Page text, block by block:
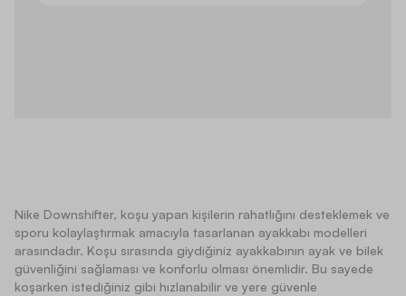
Nike Downshifter, koşu yapan kişilerin rahatlığını desteklemek ve
sporu kolaylaştırmak amacıyla tasarlanan ayakkabı modelleri
arasındadır. Koşu sırasında giydiğiniz ayakkabının ayak ve bilek
güvenliğini sağlaması ve konforlu olması önemlidir. Bu sayede
koşarken istediğiniz gibi hızlanabilir ve yere güvenle